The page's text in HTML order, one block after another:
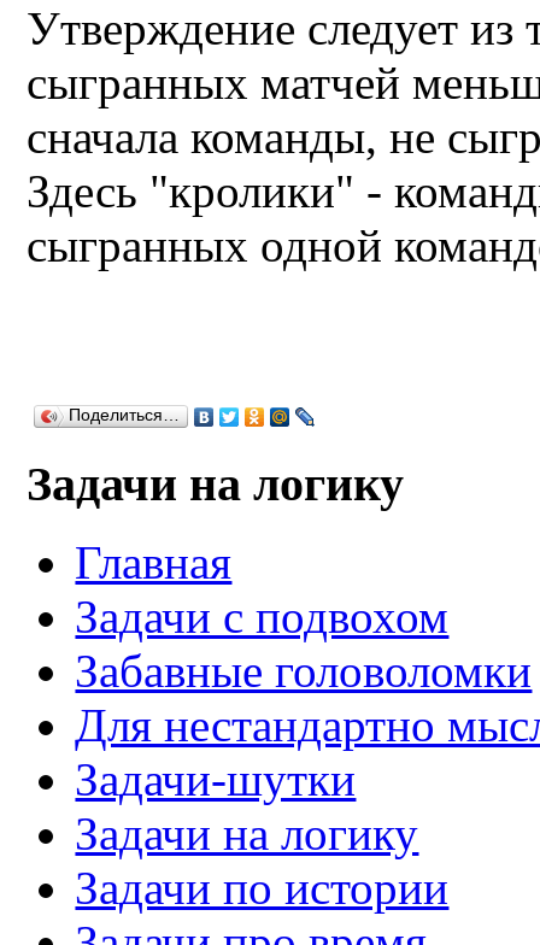
Утверждение следует из
сыгранных матчей
сначала команды, не
Здесь "кролики" -
сыгранных одной
Поделиться…
Задачи на логику
Главная
Задачи с подвохом
Забавные головоломки
Для нестандартно
Задачи-шутки
Задачи на логику
Задачи по истории